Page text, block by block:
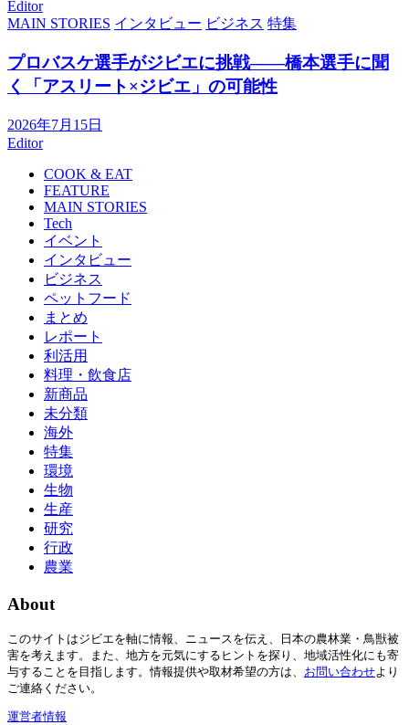
Editor
MAIN STORIES インタビュー ビジネス 特集
プロバスケ選手がジビエに挑戦――橋本選手に聞
く「アスリート×ジビエ」の可能性
2026年7月15日
Editor
COOK & EAT
FEATURE
MAIN STORIES
Tech
イベント
インタビュー
ビジネス
ペットフード
まとめ
レポート
利活用
料理・飲食店
新商品
未分類
海外
特集
環境
生物
生産
研究
行政
農業
About
このサイトはジビエを軸に情報、ニュースを伝え、日本の農林業・鳥獣被
害を考えます。また、地方を元気にするヒントを探り、地域活性化にも寄
与することを目指します。情報提供や取材希望の方は、 お問い合わせより
ご連絡ください。
運営者情報